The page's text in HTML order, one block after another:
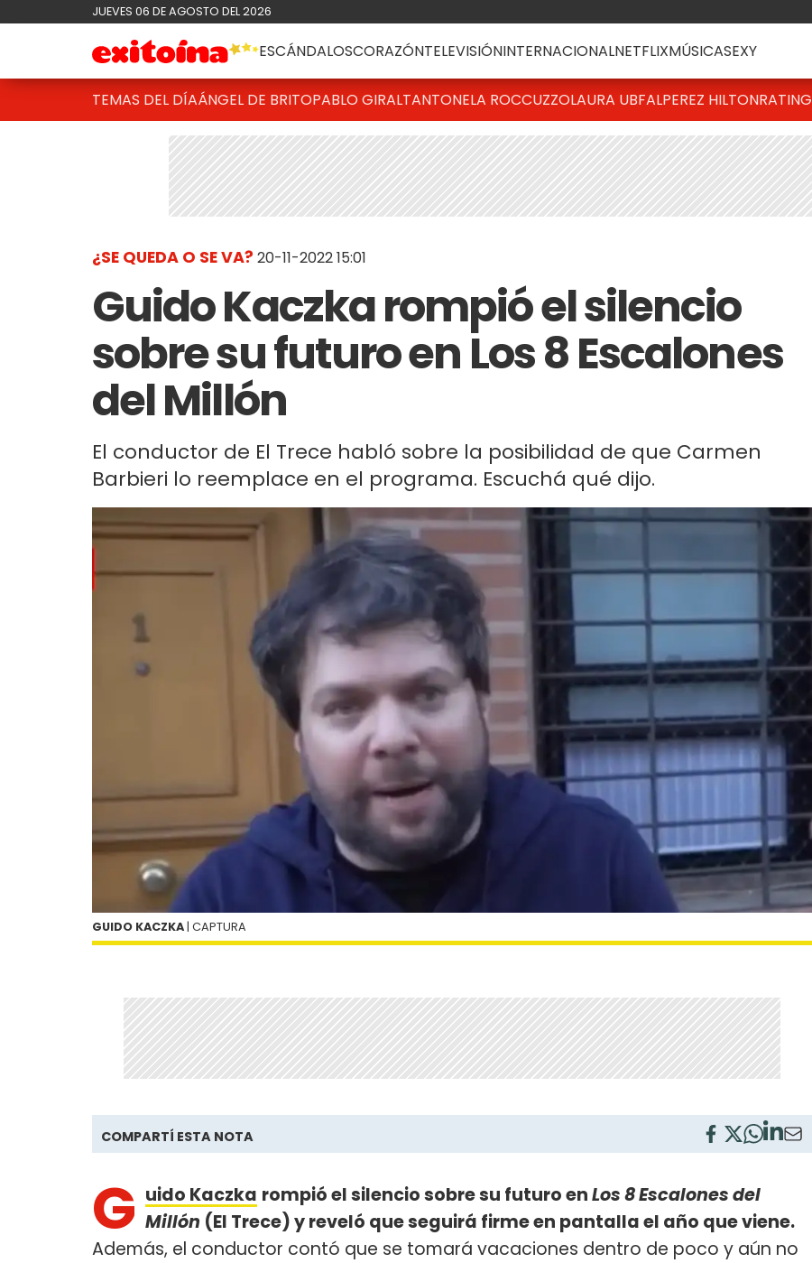
JUEVES 06 DE AGOSTO DEL 2026
ESCÁNDALOSCORAZÓNTELEVISIÓNINTERNACIONALNETFLIXMÚSICASEXY
TEMAS DEL DÍAÁNGEL DE BRITOPABLO GIRALTANTONELA ROCCUZZOLAURA UBFALPEREZ HILTONRATING
¿SE QUEDA O SE VA? 20-11-2022 15:01
Guido Kaczka rompió el silencio
sobre su futuro en Los 8 Escalones
del Millón
El conductor de El Trece habló sobre la posibilidad de que Carmen
Barbieri lo reemplace en el programa. Escuchá qué dijo.
GUIDO KACZKA | CAPTURA
COMPARTÍ ESTA NOTA
G uido Kaczka rompió el silencio sobre su futuro enLos 8 Escalones del
Millón (El Trece) y reveló que seguirá firme en pantalla el año que viene.
Además, el conductor contó que se tomará vacaciones dentro de poco y aún no